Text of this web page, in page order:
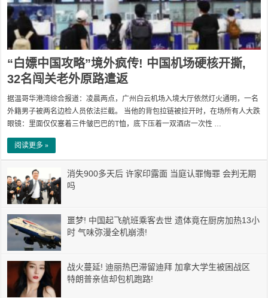
“白嫖中国攻略”境外疯传! 中国机场硬核开撕,
32名闯关老外原路遣返
据温哥华港湾综合报道：凌晨两点，广州白云机场入境大厅依然灯火通明，一名
外籍男子被两名边检人员依法拦截。 当他的背包拉链被拉开时，在场所有人大跌
眼镜：里面仅仅塞着三件皱巴巴的T恤，底下压着一双酒店一次性 …
阅读更多 »
消失900多天后 许家印露面 当庭认罪悔罪 会判无期
吗
噩梦! 中国起飞航班乘客去世 遗体竟在厨房加热13小
时 气味弥漫全机崩溃!
战火蔓延! 迪丽热巴滞留迪拜 加拿大学生被困战区
特朗普亲信却包机跑路!